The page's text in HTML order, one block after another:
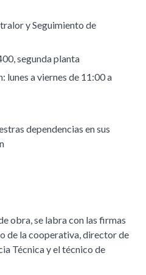
y Seguimiento de
segunda planta
lunes a viernes de 11:00 a
dependencias en sus
obra, se labra con las firmas
de la cooperativa, director de
Técnica y el técnico de